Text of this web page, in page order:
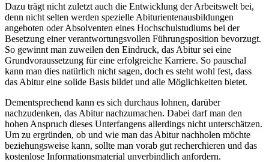
Dazu trägt nicht zuletzt auch die Entwicklung der Arbeitswelt bei,
denn nicht selten werden spezielle Abiturientenausbildungen
angeboten oder Absolventen eines Hochschulstudiums bei der
Besetzung einer verantwortungsvollen Führungsposition bevorzugt.
So gewinnt man zuweilen den Eindruck, das Abitur sei eine
Grundvoraussetzung für eine erfolgreiche Karriere. So pauschal
kann man dies natürlich nicht sagen, doch es steht wohl fest, dass
das Abitur eine solide Basis bildet und alle Möglichkeiten bietet.
Dementsprechend kann es sich durchaus lohnen, darüber
nachzudenken, das Abitur nachzumachen. Dabei darf man den
hohen Anspruch dieses Unterfangens allerdings nicht unterschätzen.
Um zu ergründen, ob und wie man das Abitur nachholen möchte
beziehungsweise kann, sollte man vorab gut recherchieren und das
kostenlose Informationsmaterial unverbindlich anfordern.